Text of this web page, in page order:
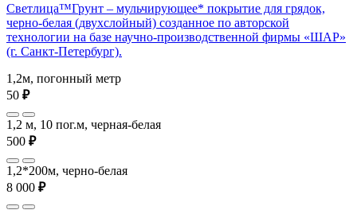
Светлица™Грунт – мульчирующее* покрытие для грядок,
черно-белая (двухслойный) созданное по авторской
технологии на базе научно-производственной фирмы «ШАР»
(г. Санкт-Петербург).
1,2м, погонный метр
50 ₽
1,2 м, 10 пог.м, черная-белая
500 ₽
1,2*200м, черно-белая
8 000 ₽